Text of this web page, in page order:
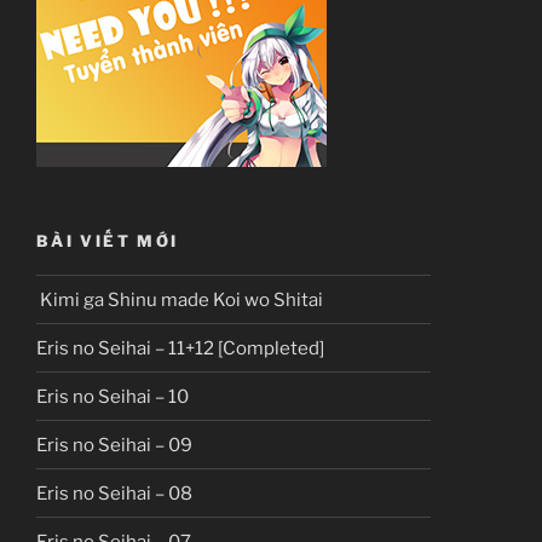
BÀI VIẾT MỚI
Kimi ga Shinu made Koi wo Shitai
Eris no Seihai – 11+12 [Completed]
Eris no Seihai – 10
Eris no Seihai – 09
Eris no Seihai – 08